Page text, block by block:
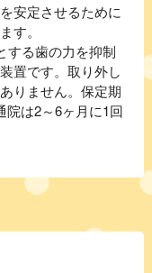
安定させるために
す。
する歯の力を抑制
置です。取り外し
りません。保定期
院は2～6ヶ月に1回